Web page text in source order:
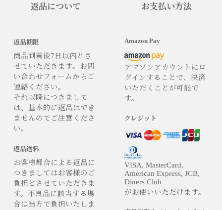
返品について
返品期限
商品到着後7日以内とさ
せていただきます。お問
い合わせフォームからご
連絡ください。
それ以降につきまして
は、基本的に返品はでき
ませんのでご注意くださ
い。
返品送料
お客様都合による返品に
つきましてはお客様のご
負担とさせていただきま
す。不良品に該当する場
合は当方で負担いたしま
お支払い方法
Amazon Pay
アマゾンアカウントにロ
グインすることで、決済
いただくことが可能で
す。
クレジット
VISA, MasterCard,
American Express, JCB,
Diners Club
がお使いいただけます。